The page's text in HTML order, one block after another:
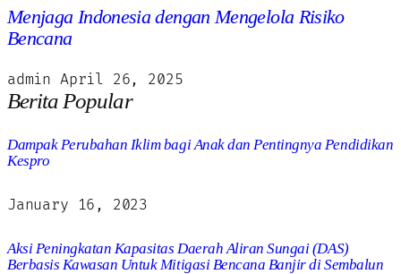
Menjaga Indonesia dengan Mengelola Risiko
Bencana
admin April 26, 2025
Berita Popular
Dampak Perubahan Iklim bagi Anak dan Pentingnya Pendidikan
Kespro
January 16, 2023
Aksi Peningkatan Kapasitas Daerah Aliran Sungai (DAS)
Berbasis Kawasan Untuk Mitigasi Bencana Banjir di Sembalun